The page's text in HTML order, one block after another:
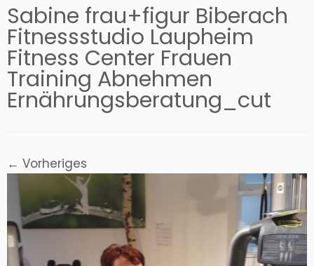
Sabine frau+figur Biberach
Fitnessstudio Laupheim
Fitness Center Frauen
Training Abnehmen
Ernährungsberatung_cut
← Vorheriges